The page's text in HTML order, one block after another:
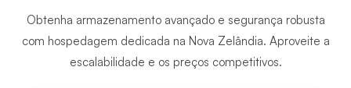
Obtenha armazenamento avançado e segurança robusta
com hospedagem dedicada na Nova Zelândia. Aproveite a
escalabilidade e os preços competitivos.